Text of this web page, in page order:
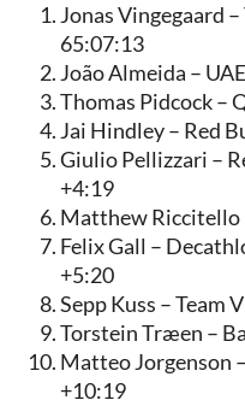
Jonas Vingegaard –
65:07:13
João Almeida –
Thomas Pidcock –
Jai Hindley – Red
Giulio Pellizzari –
+4:19
Matthew Riccitello
Felix Gall –
+5:20
Sepp Kuss – Team
Torstein Træen –
Matteo Jorgenson
+10:19